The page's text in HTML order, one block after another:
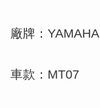
廠牌：YAMAHA
車款：MT07